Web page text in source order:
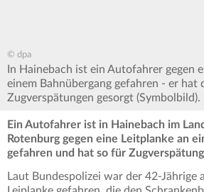
© dpa
In Hainebach ist ein Autofahrer gegen
einem Bahnübergang gefahren - er hat
Zugverspätungen gesorgt (Symbolbild).
Ein Autofahrer ist in Hainebach im
Rotenburg gegen eine Leitplanke an
gefahren und hat so für
Laut Bundespolizei war der 42-Jährige